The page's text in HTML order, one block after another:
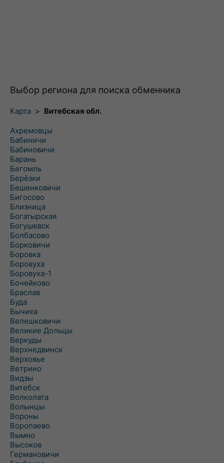
Выбор региона для поиска обменника
Карта > Витебская обл.
Ахремовцы
Бабиничи
Бабиновичи
Барань
Бегомль
Берёзки
Бешенковичи
Бигосово
Близница
Богатырская
Богушевск
Болбасово
Борковичи
Боровка
Боровуха
Боровуха-1
Бочейково
Браслав
Буда
Бычиха
Велешковичи
Великие Дольцы
Веркуды
Верхнедвинск
Верховье
Ветрино
Видзы
Витебск
Волколата
Волынцы
Вороны
Воропаево
Вымно
Высокое
Германовичи